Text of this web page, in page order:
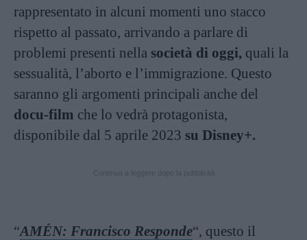
rappresentato in alcuni momenti uno stacco
rispetto al passato, arrivando a parlare di
problemi presenti nella società di oggi, quali la
sessualità, l’aborto e l’immigrazione. Questo
saranno gli argomenti principali anche del
docu-film che lo vedrà protagonista,
disponibile dal 5 aprile 2023 su Disney+.
“AMÉN: Francisco Responde“, questo il